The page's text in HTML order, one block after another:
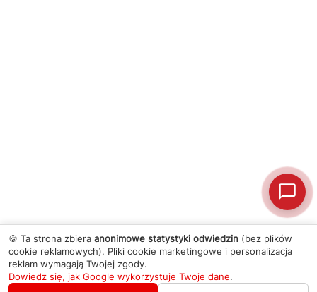
🍪 Ta strona zbiera anonimowe statystyki odwiedzin (bez plików
cookie reklamowych). Pliki cookie marketingowe i personalizacja
reklam wymagają Twojej zgody.
Dowiedz się, jak Google wykorzystuje Twoje dane.